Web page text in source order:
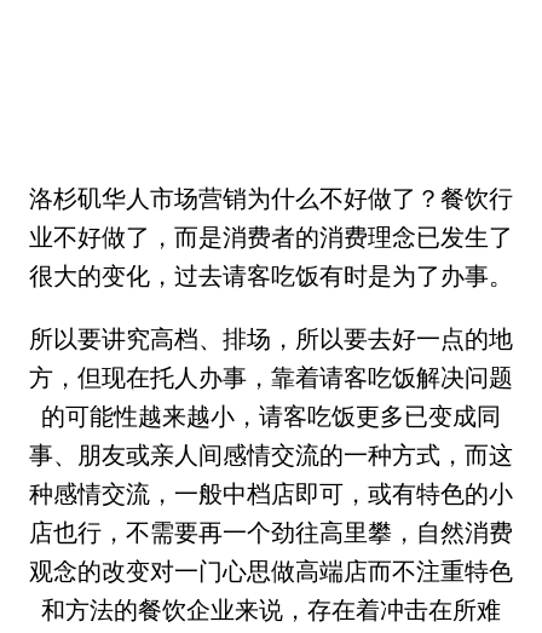
洛杉矶华人市场营销为什么不好做了？餐饮行
业不好做了，而是消费者的消费理念已发生了
很大的变化，过去请客吃饭有时是为了办事。
所以要讲究高档、排场，所以要去好一点的地
方，但现在托人办事，靠着请客吃饭解决问题
的可能性越来越小，请客吃饭更多已变成同
事、朋友或亲人间感情交流的一种方式，而这
种感情交流，一般中档店即可，或有特色的小
店也行，不需要再一个劲往高里攀，自然消费
观念的改变对一门心思做高端店而不注重特色
和方法的餐饮企业来说，存在着冲击在所难